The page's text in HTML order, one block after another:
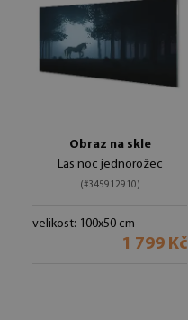
Obraz na skle
Las noc jednorožec
(#345912910)
velikost: 100x50 cm
1 799 Kč